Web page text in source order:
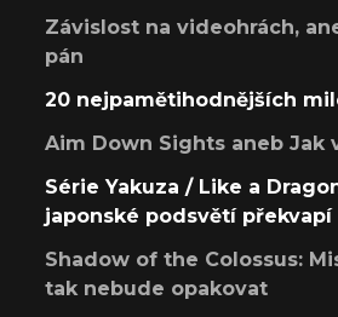
Závislost na videohrách,
pán
20 nejpamětihodnějších
Aim Down Sights aneb Jak
Série Yakuza / Like a
japonské podsvětí překvapí
Shadow of the Colossus:
tak nebude opakovat